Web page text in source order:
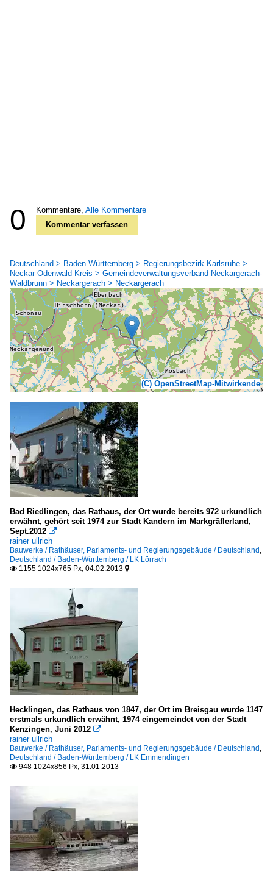
0 Kommentare, Alle Kommentare
Kommentar verfassen
Deutschland > Baden-Württemberg > Regierungsbezirk Karlsruhe >
Neckar-Odenwald-Kreis > Gemeindeverwaltungsverband Neckargerach-
Waldbrunn > Neckargerach > Neckargerach
(C) OpenStreetMap-Mitwirkende
Bad Riedlingen, das Rathaus, der Ort wurde bereits 972 urkundlich
erwähnt, gehört seit 1974 zur Stadt Kandern im Markgräflerland,
Sept.2012 
rainer ullrich
Bauwerke / Rathäuser, Parlaments- und Regierungsgebäude / Deutschland ,
Deutschland / Baden-Württemberg / LK Lörrach
 1155 1024x765 Px, 04.02.2013 
Hecklingen, das Rathaus von 1847, der Ort im Breisgau wurde 1147
erstmals urkundlich erwähnt, 1974 eingemeindet von der Stadt
Kenzingen, Juni 2012 
rainer ullrich
Bauwerke / Rathäuser, Parlaments- und Regierungsgebäude / Deutschland ,
Deutschland / Baden-Württemberg / LK Emmendingen
 948 1024x856 Px, 31.01.2013